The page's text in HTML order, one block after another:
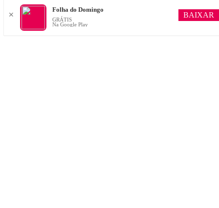
✕
Folha do Domingo
GRÁTIS
Na Google Play
BAIXAR